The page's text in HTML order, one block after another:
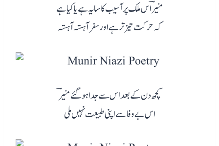
منیرؔ اس ملک پر آسیب کا سایہ ہے یا کیا ہے
کہ حرکت تیز تر ہے اور سفر آہستہ آہستہ
کچھ دن کے بعد اس سے جدا ہو گئے منیرؔ
اس بے وفا سے اپنی طبیعت نہیں ملی